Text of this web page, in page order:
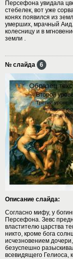
Персефона увидала
стебелек, вот уже
конях появился из
умерших, мрачный
колесницу и в
земли .
№ слайда 6
Описание слайда:
Согласно мифу, у
Персефона. Зевс
властителю царства
никто, кроме бога
исчезновением
безуспешно
всевидящего Гелиоса,